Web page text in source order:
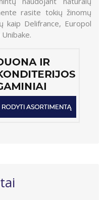
rasite tokių žinomų
kaip Delifrance, Europol